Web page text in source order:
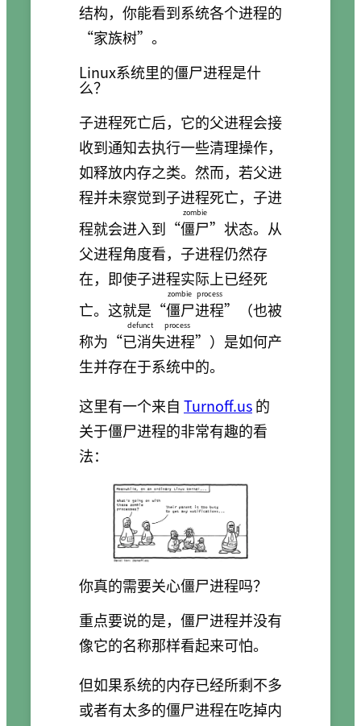
结构，你能看到系统各个进程的
“家族树”。
Linux系统里的僵尸进程是什
么？
子进程死亡后，它的父进程会接
收到通知去执行一些清理操作，
如释放内存之类。然而，若父进
程并未察觉到子进程死亡，子进
程就会进入到“僵尸
zombie
”状态。从
父进程角度看，子进程仍然存
在，即使子进程实际上已经死
亡。这就是“僵尸进程
zombie process
”（也被
称为“已消失进程
defunct process
”）是如何产
生并存在于系统中的。
这里有一个来自 Turnoff.us的
关于僵尸进程的非常有趣的看
法：
你真的需要关心僵尸进程吗？
重点要说的是，僵尸进程并没有
像它的名称那样看起来可怕。
但如果系统的内存已经所剩不多
或者有太多的僵尸进程在吃掉内